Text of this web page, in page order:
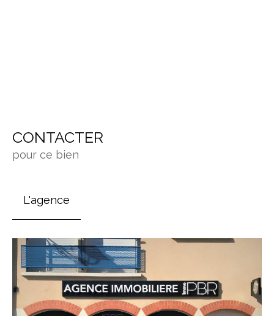
CONTACTER
pour ce bien
L'agence